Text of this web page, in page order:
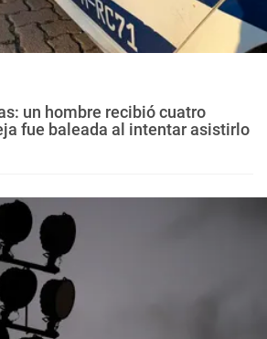
un hombre recibió cuatro
fue baleada al intentar asistirlo